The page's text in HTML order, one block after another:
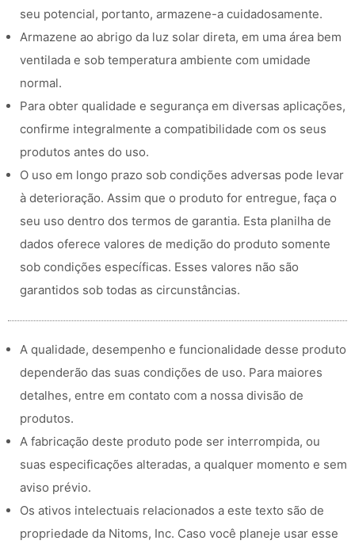
seu potencial, portanto, armazene-a cuidadosamente.
Armazene ao abrigo da luz solar direta, em uma área bem
ventilada e sob temperatura ambiente com umidade
normal.
Para obter qualidade e segurança em diversas aplicações,
confirme integralmente a compatibilidade com os seus
produtos antes do uso.
O uso em longo prazo sob condições adversas pode levar
à deterioração. Assim que o produto for entregue, faça o
seu uso dentro dos termos de garantia. Esta planilha de
dados oferece valores de medição do produto somente
sob condições específicas. Esses valores não são
garantidos sob todas as circunstâncias.
A qualidade, desempenho e funcionalidade desse produto
dependerão das suas condições de uso. Para maiores
detalhes, entre em contato com a nossa divisão de
produtos.
A fabricação deste produto pode ser interrompida, ou
suas especificações alteradas, a qualquer momento e sem
aviso prévio.
Os ativos intelectuais relacionados a este texto são de
propriedade da Nitoms, Inc. Caso você planeje usar esse